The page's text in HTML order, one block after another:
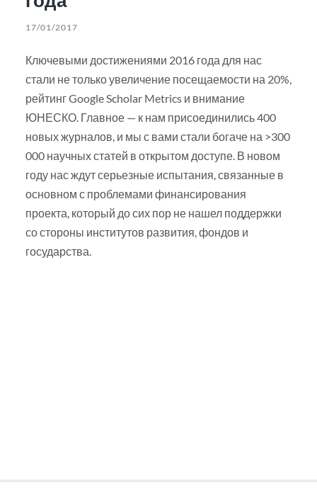
17/01/2017
Ключевыми достижениями 2016 года для нас
стали не только увеличение посещаемости на 20%,
рейтинг Google Scholar Metrics и внимание
ЮНЕСКО. Главное — к нам присоединились 400
новых журналов, и мы с вами стали богаче на >300
000 научных статей в открытом доступе. В новом
году нас ждут серьезные испытания, связанные в
основном с проблемами финансирования
проекта, который до сих пор не нашел поддержки
со стороны институтов развития, фондов и
государства.